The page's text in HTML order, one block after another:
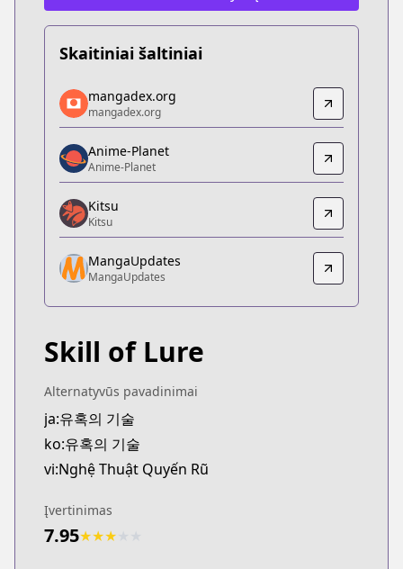
Skaitiniai šaltiniai
mangadex.org
mangadex.org
https://mangadex.org/title/fcd90c82-eff5-4491-
Anime-Planet
Anime-Planet
https://www.anime-planet.com/manga/skill-of-
Kitsu
Kitsu
https://kitsu.app/manga/35850
MangaUpdates
MangaUpdates
mangadex.org
mangadex.org
Anime-Planet
Anime-Planet
Kitsu
Kitsu
MangaUpdates
MangaUpdates
Skill of Lure
Alternatyvūs pavadinimai
ja:유혹의 기술
ko:유혹의 기술
vi:Nghệ Thuật Quyến Rũ
Įvertinimas
7.95★★★